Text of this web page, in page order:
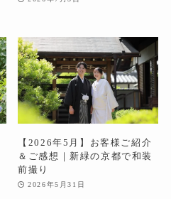
【2026年5月】お客様ご紹介
＆ご感想｜新緑の京都で和装
前撮り
2026年5月31日